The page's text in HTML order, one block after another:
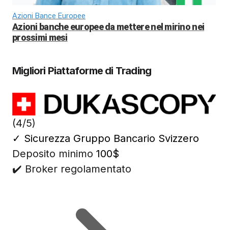
Azioni Bance Europee
Azioni banche europee da mettere nel mirino nei
prossimi mesi
Migliori Piattaforme di Trading
(4/5)
✓ Sicurezza Gruppo Bancario Svizzero
Deposito minimo 100$
✔️ Broker regolamentato